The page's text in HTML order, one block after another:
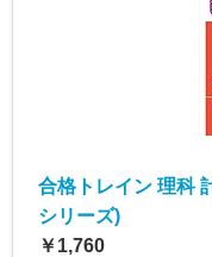
合格トレイン 理科
シリーズ)
￥1,760